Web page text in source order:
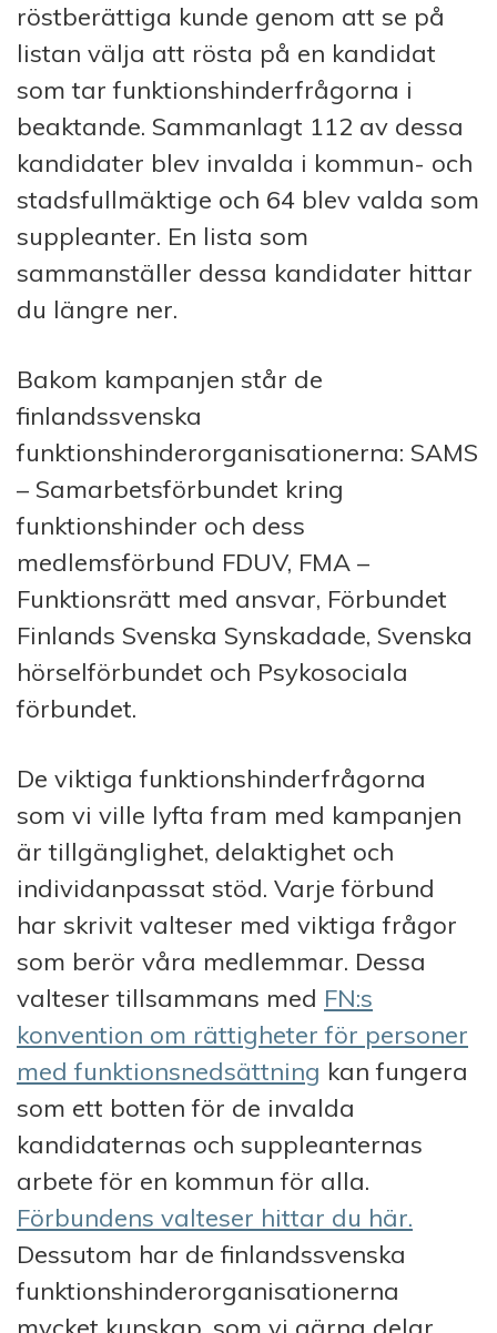
röstberättiga kunde genom att se på
listan välja att rösta på en kandidat
som tar funktionshinderfrågorna i
beaktande. Sammanlagt 112 av dessa
kandidater blev invalda i kommun- och
stadsfullmäktige och 64 blev valda som
suppleanter. En lista som
sammanställer dessa kandidater hittar
du längre ner.
Bakom kampanjen står de
finlandssvenska
funktionshinderorganisationerna: SAMS
– Samarbetsförbundet kring
funktionshinder och dess
medlemsförbund FDUV, FMA –
Funktionsrätt med ansvar, Förbundet
Finlands Svenska Synskadade, Svenska
hörselförbundet och Psykosociala
förbundet.
De viktiga funktionshinderfrågorna
som vi ville lyfta fram med kampanjen
är tillgänglighet, delaktighet och
individanpassat stöd. Varje förbund
har skrivit valteser med viktiga frågor
som berör våra medlemmar. Dessa
valteser tillsammans med FN:s
konvention om rättigheter för personer
med funktionsnedsättning kan fungera
som ett botten för de invalda
kandidaternas och suppleanternas
arbete för en kommun för alla.
Förbundens valteser hittar du här.
Dessutom har de finlandssvenska
funktionshinderorganisationerna